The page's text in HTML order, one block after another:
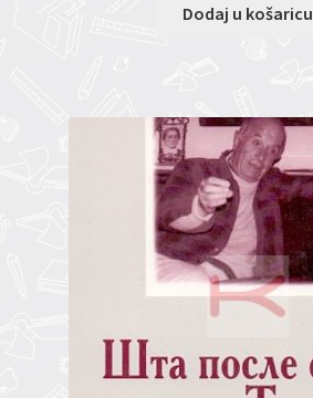
Dodaj u košaricu